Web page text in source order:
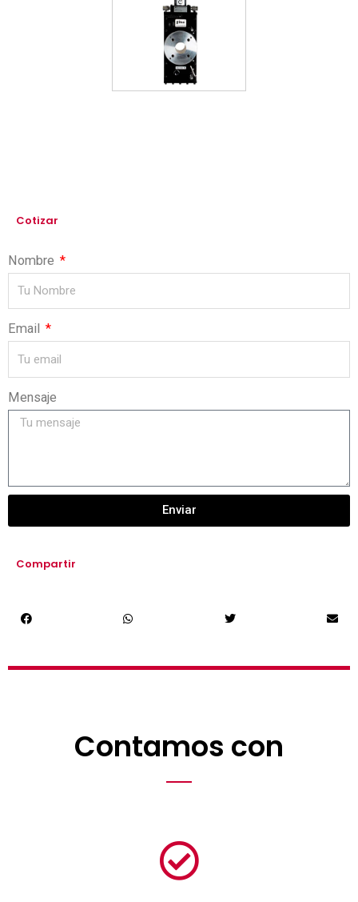
Cotizar
Nombre
Email
Mensaje
Enviar
Compartir
Contamos con